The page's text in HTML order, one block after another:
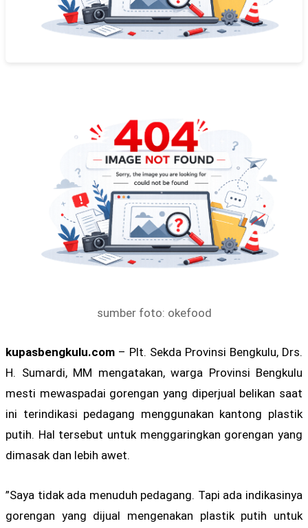
sumber foto: okefood
kupasbengkulu.com – Plt. Sekda Provinsi Bengkulu, Drs.
H. Sumardi, MM mengatakan, warga Provinsi Bengkulu
mesti mewaspadai gorengan yang diperjual belikan saat
ini terindikasi pedagang menggunakan kantong plastik
putih. Hal tersebut untuk menggaringkan gorengan yang
dimasak dan lebih awet.
”Saya tidak ada menuduh pedagang. Tapi ada indikasinya
gorengan yang dijual mengenakan plastik putih untuk